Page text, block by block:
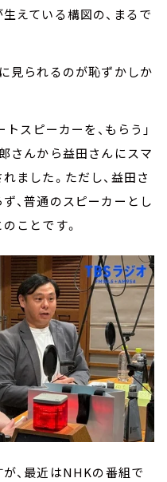
えている構図の、まるで
見られるのが恥ずかしか
トスピーカーを、もらう」
さんから益田さんにスマ
ました。ただし、益田さ
、普通のスピーカーとし
ことです。
、最近はNHKの番組で